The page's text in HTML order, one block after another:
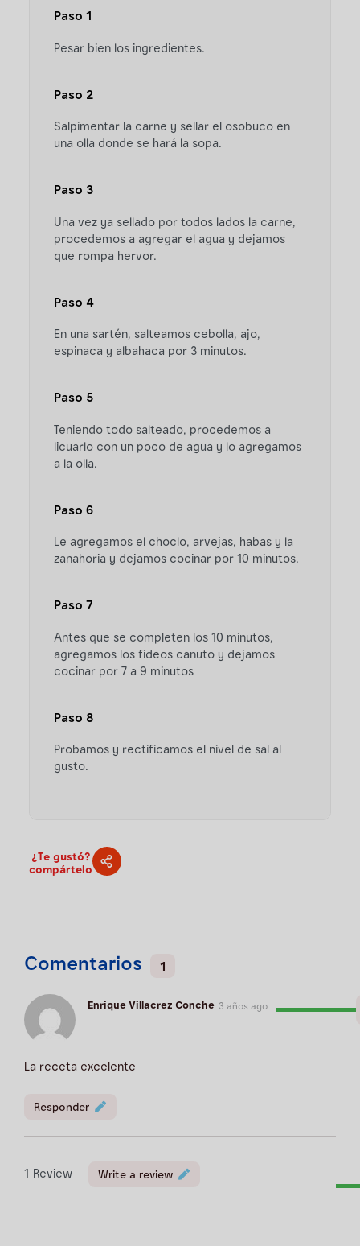
Paso 1
Pesar bien los ingredientes.
Paso 2
Salpimentar la carne y sellar el osobuco en
una olla donde se hará la sopa.
Paso 3
Una vez ya sellado por todos lados la carne,
procedemos a agregar el agua y dejamos
que rompa hervor.
Paso 4
En una sartén, salteamos cebolla, ajo,
espinaca y albahaca por 3 minutos.
Paso 5
Teniendo todo salteado, procedemos a
licuarlo con un poco de agua y lo agregamos
a la olla.
Paso 6
Le agregamos el choclo, arvejas, habas y la
zanahoria y dejamos cocinar por 10 minutos.
Paso 7
Antes que se completen los 10 minutos,
agregamos los fideos canuto y dejamos
cocinar por 7 a 9 minutos
Paso 8
Probamos y rectificamos el nivel de sal al
gusto.
¿Te gustó?
compártelo
Comentarios 1
1 Review Write a review
Enrique Villacrez Conche 3 años ago
La receta excelente
Responder